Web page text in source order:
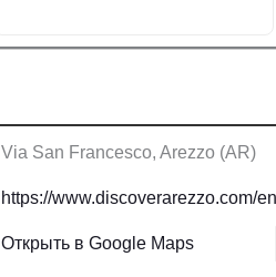
Via San Francesco, Arezzo (AR)
https://www.discoverarezzo.com/
Открыть в Google Maps